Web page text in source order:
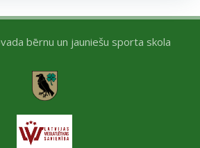
bērnu un jauniešu sporta skola